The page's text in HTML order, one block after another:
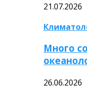
21.07.2026
Много
26.06.2026